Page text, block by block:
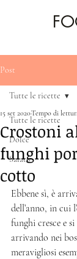
Post
Tutte le ricette
Dolce
Salato
Tutte le ricette
Crostoni
funghi
cotto
15 set 2020Tempo di
Ebbene sì, è
dell’anno, in cui
funghi cresce e
arrivando nei
meravigliosi